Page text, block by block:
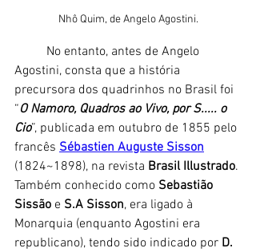
Nhô Quim, de Angelo Agostini.
Agostini, consta que a história
precursora dos quadrinhos no Brasil foi
“O Namoro, Quadros ao Vivo, por S..... o
Cio”, publicada em outubro de 1855 pelo
francês Sébastien Auguste Sisson
(1824~1898), na revista Brasil Illustrado.
Também conhecido como Sebastião
Sissão e S.A Sisson, era ligado à
Monarquia (enquanto Agostini era
republicano), tendo sido indicado por D.